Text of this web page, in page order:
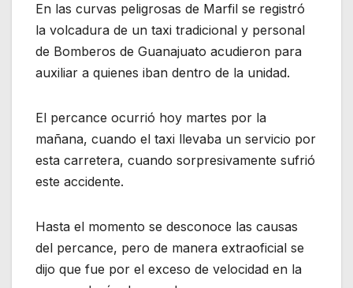
En las curvas peligrosas de Marfil se registró
la volcadura de un taxi tradicional y personal
de Bomberos de Guanajuato acudieron para
auxiliar a quienes iban dentro de la unidad.
El percance ocurrió hoy martes por la
mañana, cuando el taxi llevaba un servicio por
esta carretera, cuando sorpresivamente sufrió
este accidente.
Hasta el momento se desconoce las causas
del percance, pero de manera extraoficial se
dijo que fue por el exceso de velocidad en la